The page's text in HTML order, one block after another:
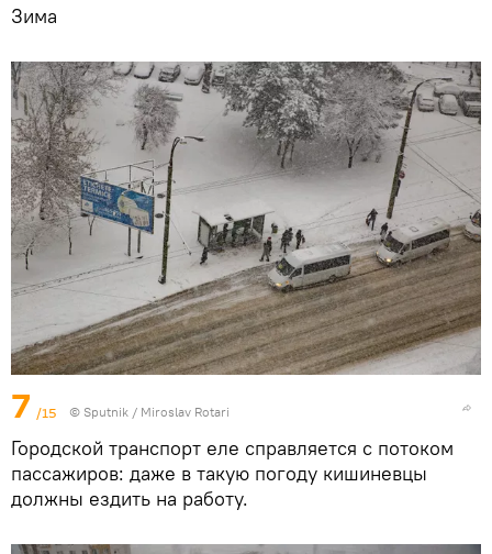
Зима
7 /15 © Sputnik / Miroslav Rotari
Городской транспорт еле справляется с потоком
пассажиров: даже в такую погоду кишиневцы
должны ездить на работу.